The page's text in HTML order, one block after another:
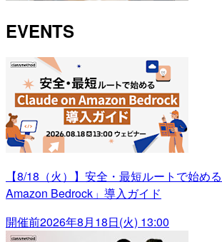
EVENTS
【8/18（火）】安全・最短ルートで始め
Amazon Bedrock」導入ガイド
開催前2026年8月18日(火) 13:00